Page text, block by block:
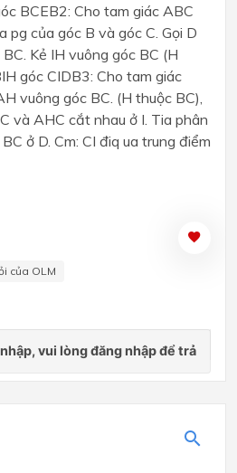
BCEB2: Cho tam giác ABC
pg của góc B và góc C. Gọi D
Kẻ IH vuông góc BC (H
góc CIDB3: Cho tam giác
vuông góc BC. (H thuộc BC),
và AHC cắt nhau ở I. Tia phân
ở D. Cm: CI điq ua trung điểm
của OLM